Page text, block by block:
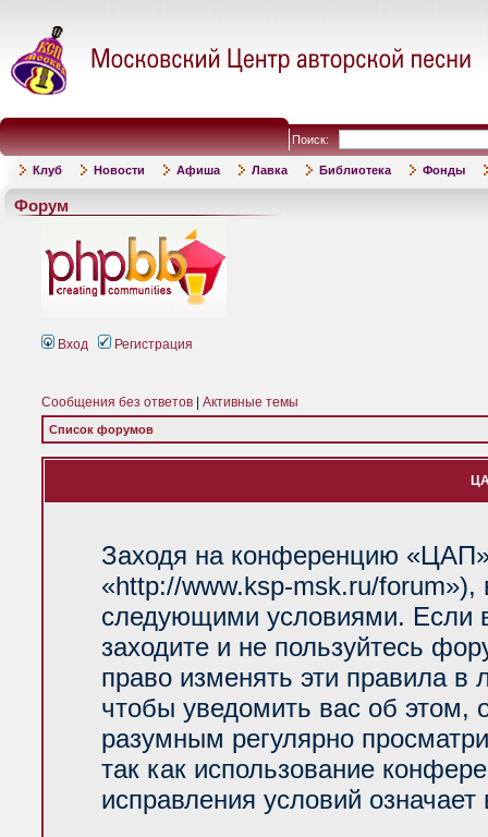
Поиск:
Клуб Новости Афиша Лавка Библиотека Фонды
Форум
Вход Регистрация
Сообщения без ответов Активные темы
Список форумов
Заходя на конференцию
«http://www.ksp-msk.ru/forum»),
следующими условиями. Если
заходите и не пользуйтесь
право изменять эти правила
чтобы уведомить вас об
разумным регулярно
так как использование
исправления условий